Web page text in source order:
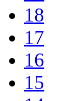
17
16
15
14